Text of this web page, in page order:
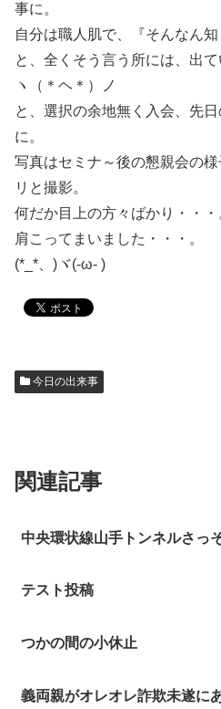
事に。
自分は職人肌で、『そんなん知
と、全くそう言う所には、出
ヽ（＊ヘ＊）ノ
と、選択の余地無く入会、先
に。
写真はセミナ～後の懇親会の
リと撮影。
何だか目上の方々ばかり・・・
肩こってまいました・・・。
(*_*、)ヾ(-ω- )
今日の出来事
関連記事
中央環状線山手トンネルさっ
テスト投稿
つかの間の小休止
義両親がオレオレ詐欺未遂に